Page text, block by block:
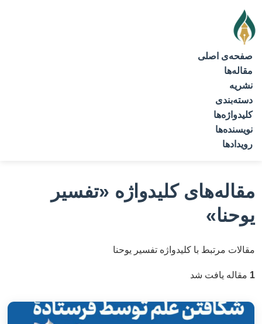
صفحه‌ی اصلی
مقاله‌ها
نشریه
دسته‌بندی
کلیدواژه‌ها
نویسنده‌ها
رویدادها
مقاله‌های کلیدواژه «تفسیر
یوحنا»
مقالات مرتبط با کلیدواژه تفسیر یوحنا
1 مقاله یافت شد